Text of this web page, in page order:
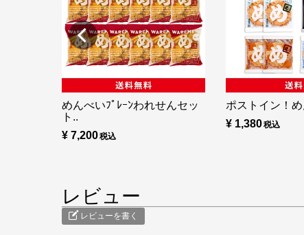
めんべいﾌﾟﾚｰﾝわれせんセッ
ト..
¥ 7,200
ポストイン！
¥ 1,380
レビュー
レビューを書く